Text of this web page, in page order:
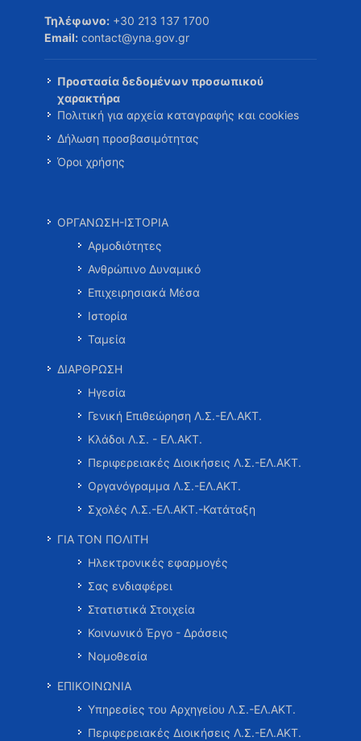
Τηλέφωνο: +30 213 137 1700
Email: contact@yna.gov.gr
Προστασία δεδομένων προσωπικού
χαρακτήρα
Πολιτική για αρχεία καταγραφής και cookies
Δήλωση προσβασιμότητας
Όροι χρήσης
ΟΡΓΑΝΩΣΗ-ΙΣΤΟΡΙΑ
Αρμοδιότητες
Ανθρώπινο Δυναμικό
Επιχειρησιακά Μέσα
Ιστορία
Ταμεία
ΔΙΑΡΘΡΩΣΗ
Ηγεσία
Γενική Επιθεώρηση Λ.Σ.-ΕΛ.ΑΚΤ.
Κλάδοι Λ.Σ. - ΕΛ.ΑΚΤ.
Περιφερειακές Διοικήσεις Λ.Σ.-ΕΛ.ΑΚΤ.
Οργανόγραμμα Λ.Σ.-ΕΛ.ΑΚΤ.
Σχολές Λ.Σ.-ΕΛ.ΑΚΤ.-Κατάταξη
ΓΙΑ ΤΟΝ ΠΟΛΙΤΗ
Ηλεκτρονικές εφαρμογές
Σας ενδιαφέρει
Στατιστικά Στοιχεία
Κοινωνικό Έργο - Δράσεις
Νομοθεσία
ΕΠΙΚΟΙΝΩΝΙΑ
Υπηρεσίες του Αρχηγείου Λ.Σ.-ΕΛ.ΑΚΤ.
Περιφερειακές Διοικήσεις Λ.Σ.-ΕΛ.ΑΚΤ.